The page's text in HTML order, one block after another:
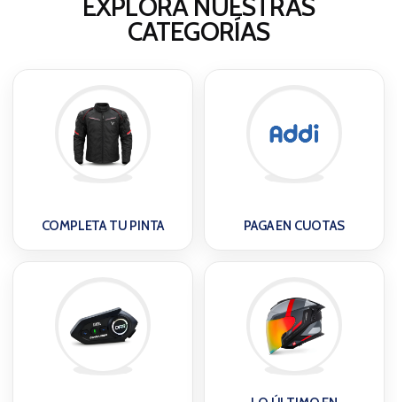
EXPLORA NUESTRAS
CATEGORÍAS
COMPLETA TU PINTA PAGA EN CUOTAS